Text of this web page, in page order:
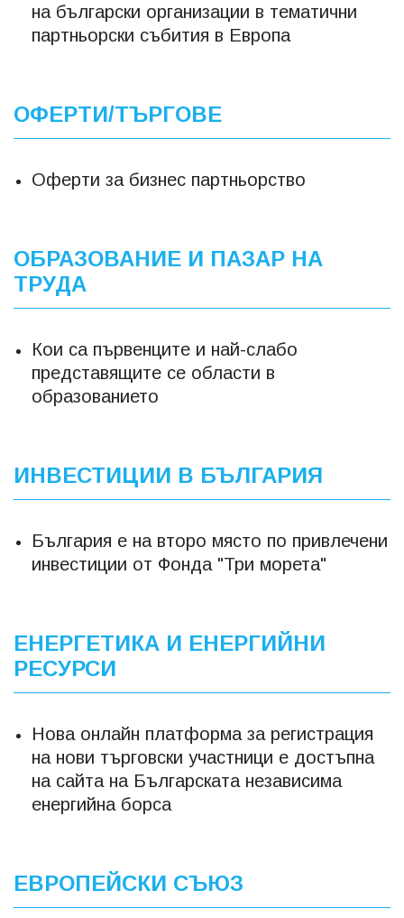
на български организации в тематични
партньорски събития в Европа
ОФЕРТИ/ТЪРГОВЕ
Оферти за бизнес партньорство
ОБРАЗОВАНИЕ И ПАЗАР НА
ТРУДА
Кои са първенците и най-слабо
представящите се области в
образованието
ИНВЕСТИЦИИ В БЪЛГАРИЯ
България е на второ място по привлечени
инвестиции от Фонда "Три морета"
ЕНЕРГЕТИКА И ЕНЕРГИЙНИ
РЕСУРСИ
Нова онлайн платформа за регистрация
на нови търговски участници е достъпна
на сайта на Българската независима
енергийна борса
ЕВРОПЕЙСКИ СЪЮЗ